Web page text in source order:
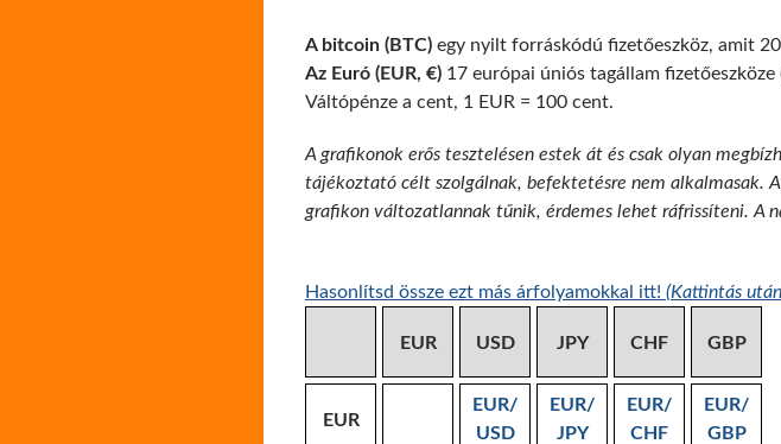
A bitcoin (BTC) egy nyilt forráskódú fizetőeszköz, amit
Az Euró (EUR, €) 17 európai úniós tagállam
Váltópénze a cent, 1 EUR = 100 cent.
A grafikonok erős tesztelésen estek át és csak olyan
tájékoztató célt szolgálnak, befektetésre nem alkalmasak.
grafikon változatlannak tűnik, érdemes lehet ráfrissíteni. A
Hasonlítsd össze ezt más árfolyamokkal itt! (Kattintás
EUR USD JPY CHF GBP
EUR
EUR/
USD
EUR/
JPY
EUR/
CHF
EUR/
GBP